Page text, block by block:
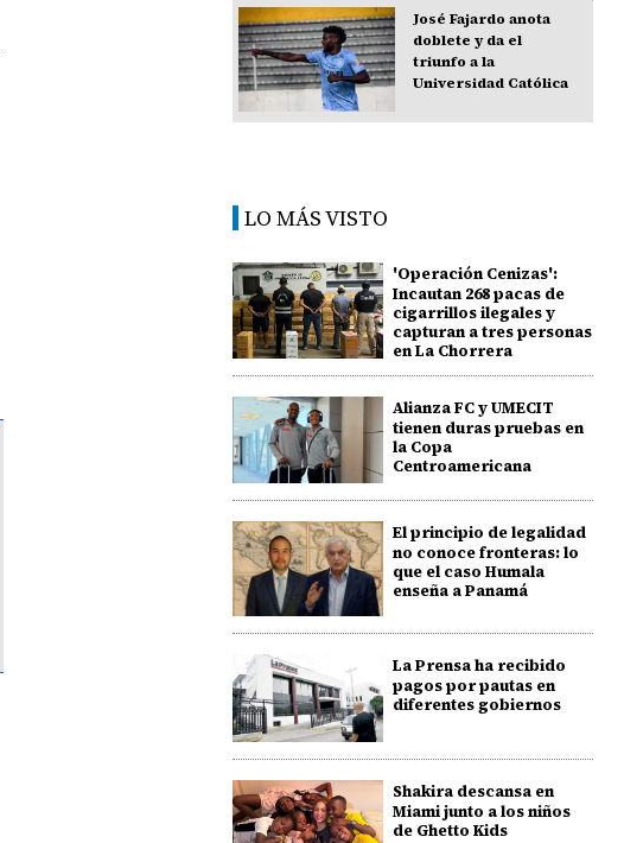
José Fajardo anota
doblete y da el
triunfo a la
Universidad Católica
LO MÁS VISTO
'Operación Cenizas':
Incautan 268 pacas de
cigarrillos ilegales y
capturan a tres personas
en La Chorrera
Alianza FC y UMECIT
tienen duras pruebas en
la Copa
Centroamericana
El principio de legalidad
no conoce fronteras: lo
que el caso Humala
enseña a Panamá
La Prensa ha recibido
pagos por pautas en
diferentes gobiernos
Shakira descansa en
Miami junto a los niños
de Ghetto Kids